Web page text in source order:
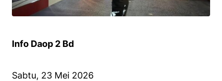
Info Daop 2 Bd
Sabtu, 23 Mei 2026